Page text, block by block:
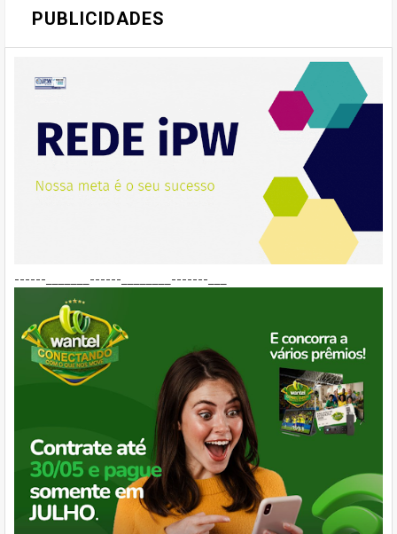
PUBLICIDADES
------_______------________-------___